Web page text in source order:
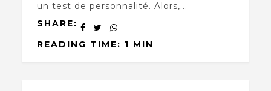
un test de personnalité. Alors,...
SHARE:
READING TIME: 1 MIN